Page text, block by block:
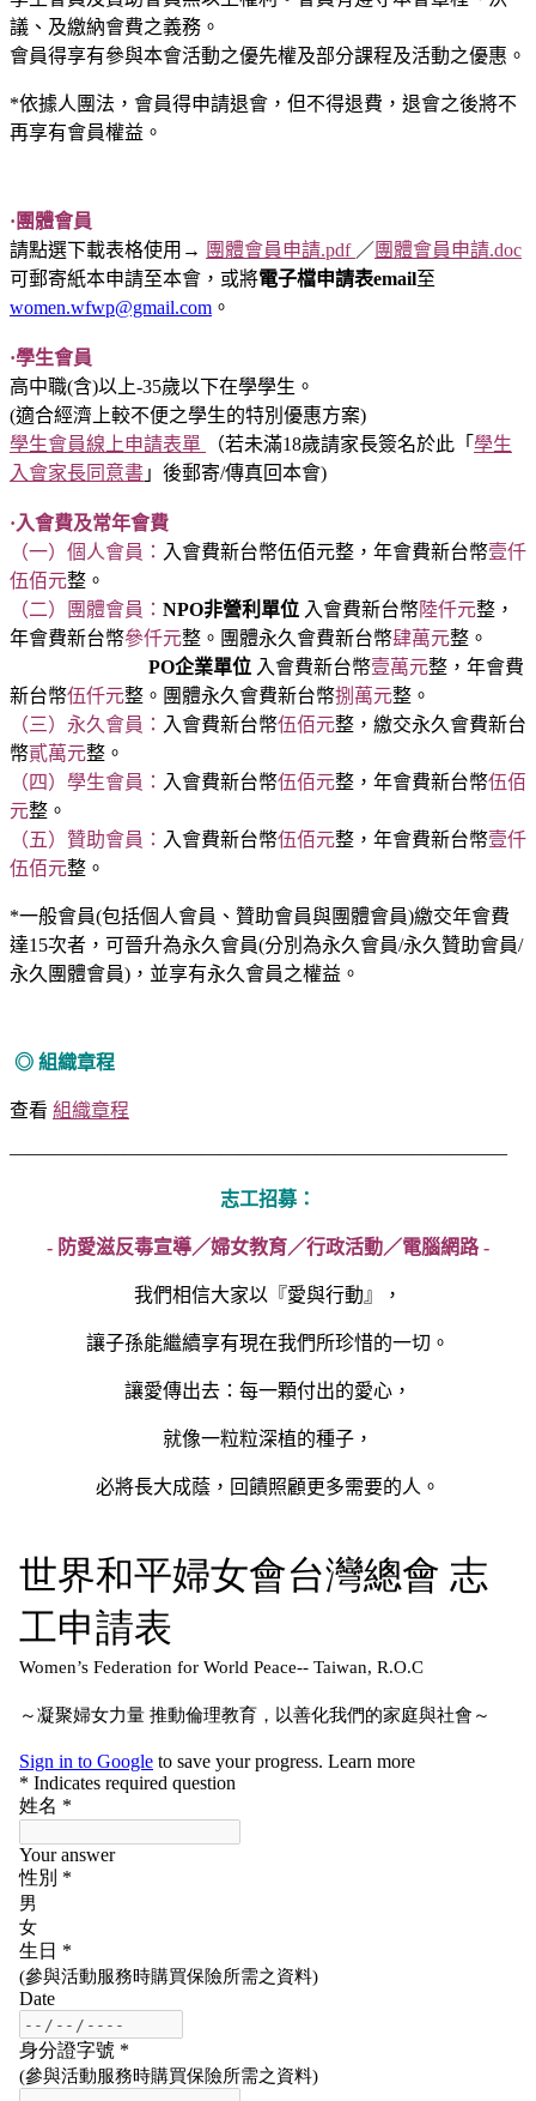
議、及繳納會費之義務。
會員得享有參與本會活動之優先權及部分課程及活動之優惠。
*依據人團法，會員得申請退會，但不得退費，退會之後將不
再享有會員權益。
·團體會員
請點選下載表格使用→ 團體會員申請.pdf ／ 團體會員申請.doc
可郵寄紙本申請至本會，或將電子檔申請表email至
women.wfwp@gmail.com 。
·學生會員
高中職(含)以上-35歲以下在學學生。
(適合經濟上較不便之學生的特別優惠方案)
學生會員線上申請表單
（若未滿18歲請家長簽名於此「 學生
入會家長同意書 」後郵寄/傳真回本會)
·入會費及常年會費
（一）個人會員： 入會費新台幣伍佰元整，年會費新台幣壹仟
伍佰元整。
（二）團體會員： NPO非營利單位 入會費新台幣陸仟元整，
年會費新台幣參仟元整。團體永久會費新台幣肆萬元整。
PO企業單位 入會費新台幣壹萬元整，年會費
新台幣伍仟元整。團體永久會費新台幣捌萬元整。
（三）永久會員： 入會費新台幣伍佰元整，繳交永久會費新台
幣貳萬元整。
（四）學生會員： 入會費新台幣伍佰元整，年會費新台幣伍佰
元整。
（五）贊助會員： 入會費新台幣伍佰元整，年會費新台幣壹仟
伍佰元整。
*一般會員(包括個人會員、贊助會員與團體會員)繳交年會費
達15次者，可晉升為永久會員(分別為永久會員/永久贊助會員/
永久團體會員)，並享有永久會員之權益。
◎ 組織章程
查看 組織章程
——————————————————————————
志工招募：
- 防愛滋反毒宣導／婦女教育／行政活動／電腦網路 -
我們相信大家以『愛與行動』，
讓子孫能繼續享有現在我們所珍惜的一切。
讓愛傳出去：每一顆付出的愛心，
就像一粒粒深植的種子，
必將長大成蔭，回饋照顧更多需要的人。